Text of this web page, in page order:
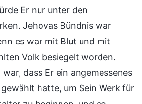
Er nur unter den
Jehovas Bündnis war
es war mit Blut und mit
Volk besiegelt worden.
dass Er ein angemessenes
hatte, um Sein Werk für